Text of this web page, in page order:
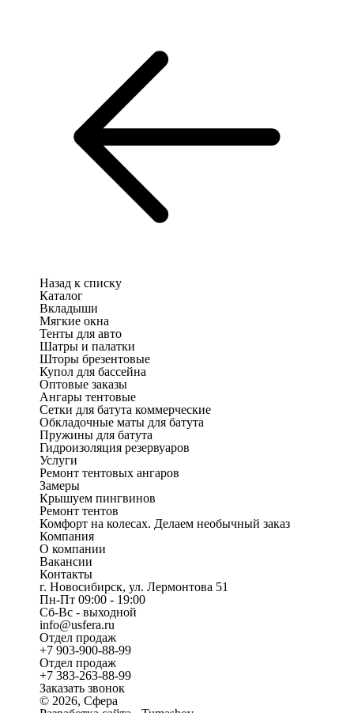
Назад к списку
Каталог
Вкладыши
Мягкие окна
Тенты для авто
Шатры и палатки
Шторы брезентовые
Купол для бассейна
Оптовые заказы
Ангары тентовые
Сетки для батута коммерческие
Обкладочные маты для батута
Пружины для батута
Гидроизоляция резервуаров
Услуги
Ремонт тентовых ангаров
Замеры
Крышуем пингвинов
Ремонт тентов
Комфорт на колесах. Делаем необычный заказ
Компания
О компании
Вакансии
Контакты
г. Новосибирск, ул. Лермонтова 51
Пн-Пт 09:00 - 19:00
Сб-Вс - выходной
info@usfera.ru
Отдел продаж
+7 903-900-88-99
Отдел продаж
+7 383-263-88-99
Заказать звонок
© 2026, Сфера